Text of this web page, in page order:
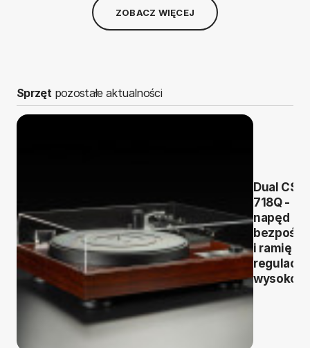
ZOBACZ WIĘCEJ
Sprzętpozostałe aktualności
Dual CS
718Q -
napęd
i ramię z
regulacją